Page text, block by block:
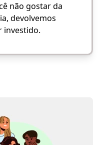
não gostar da
devolvemos
investido.